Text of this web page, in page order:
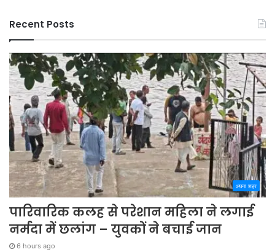
Recent Posts
अपना शहर
पारिवारिक कलह से परेशान महिला ने लगाई
नर्मदा में छलांग – युवकों ने बचाई जान
6 hours ago